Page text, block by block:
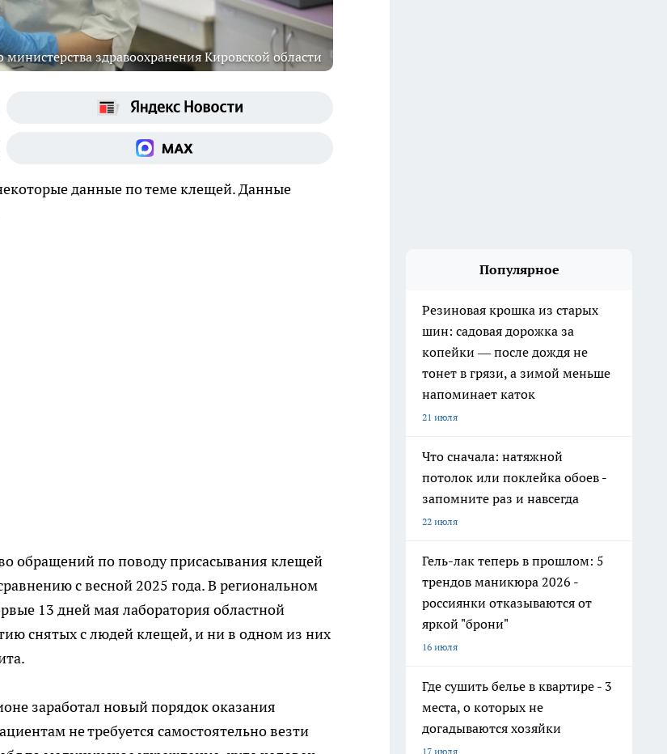
министерства здравоохранения Кировской области
данные по теме клещей. Данные
обращений по поводу присасывания клещей
с весной 2025 года. В региональном
13 дней мая лаборатория областной
снятых с людей клещей, и ни в одном из них
заработал новый порядок оказания
не требуется самостоятельно везти
Популярное
Резиновая крошка из старых
шин: садовая дорожка за
копейки — после дождя не
тонет в грязи, а зимой меньше
напоминает каток
21 июля
Что сначала: натяжной
потолок или поклейка обоев -
запомните раз и навсегда
22 июля
Гель-лак теперь в прошлом: 5
трендов маникюра 2026 -
россиянки отказываются от
яркой "брони"
16 июля
Где сушить белье в квартире - 3
места, о которых не
догадываются хозяйки
17 июля